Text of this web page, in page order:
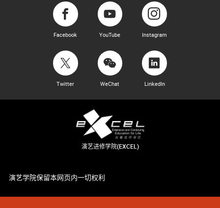
Facebook YouTube Instagram
Twitter WeChat LinkedIn
演艺进修学院(EXCEL)
演艺学院保留本网页内一切权利